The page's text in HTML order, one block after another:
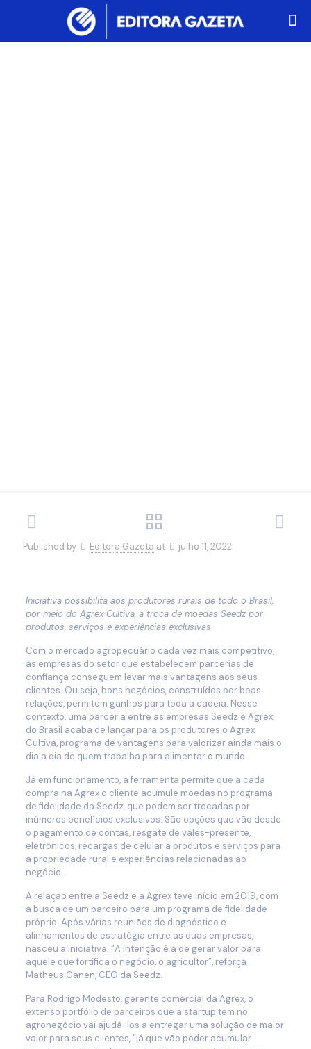
Published by Editora Gazeta at julho 11, 2022
Iniciativa possibilita aos produtores rurais de todo o Brasil,
por meio do Agrex Cultiva, a troca de moedas Seedz por
produtos, serviços e experiências exclusivas
Com o mercado agropecuário cada vez mais competitivo,
as empresas do setor que estabelecem parcerias de
confiança conseguem levar mais vantagens aos seus
clientes. Ou seja, bons negócios, construídos por boas
relações, permitem ganhos para toda a cadeia. Nesse
contexto, uma parceria entre as empresas Seedz e Agrex
do Brasil acaba de lançar para os produtores o Agrex
Cultiva, programa de vantagens para valorizar ainda mais o
dia a dia de quem trabalha para alimentar o mundo.
Já em funcionamento, a ferramenta permite que a cada
compra na Agrex o cliente acumule moedas no programa
de fidelidade da Seedz, que podem ser trocadas por
inúmeros benefícios exclusivos. São opções que vão desde
o pagamento de contas, resgate de vales-presente,
eletrônicos, recargas de celular a produtos e serviços para
a propriedade rural e experiências relacionadas ao
negócio.
A relação entre a Seedz e a Agrex teve início em 2019, com
a busca de um parceiro para um programa de fidelidade
próprio. Após várias reuniões de diagnóstico e
alinhamentos de estratégia entre as duas empresas,
nasceu a iniciativa. “A intenção é a de gerar valor para
aquele que fortifica o negócio, o agricultor”, reforça
Matheus Ganen, CEO da Seedz.
Para Rodrigo Modesto, gerente comercial da Agrex, o
extenso portfólio de parceiros que a startup tem no
agronegócio vai ajudá-los a entregar uma solução de maior
valor para seus clientes, “já que vão poder acumular